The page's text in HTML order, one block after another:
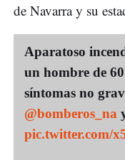
de Navarra y su
Aparatoso
un hombre de
síntomas no
@bomberos_na
pic.twitter.com/